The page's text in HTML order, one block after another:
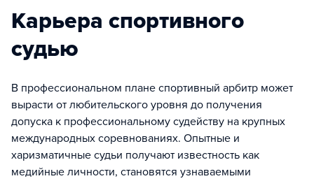
Карьера спортивного
судью
В профессиональном плане спортивный арбитр может
вырасти от любительского уровня до получения
допуска к профессиональному судейству на крупных
международных соревнованиях. Опытные и
харизматичные судьи получают известность как
медийные личности, становятся узнаваемыми